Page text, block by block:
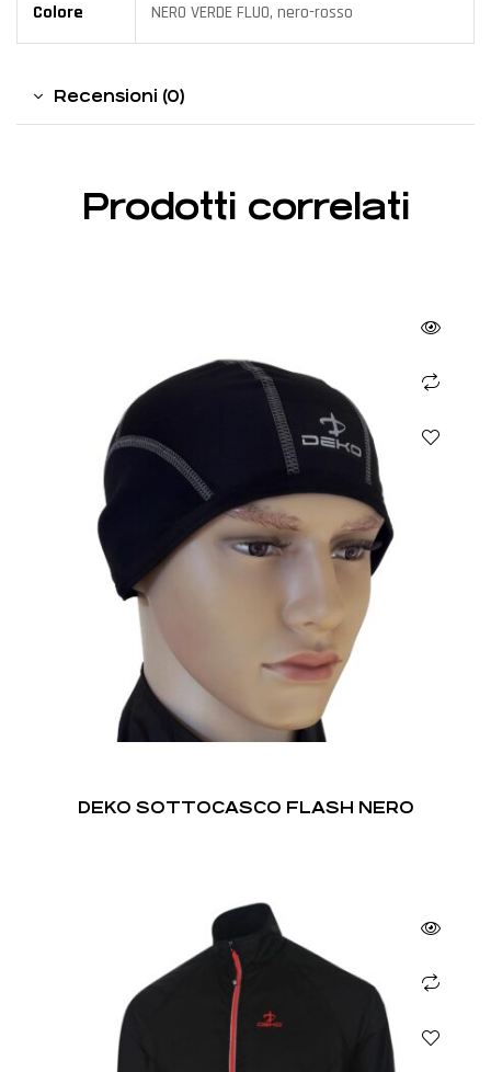
Colore NERO VERDE FLUO, nero-rosso
Recensioni (0)
Prodotti correlati
DEKO SOTTOCASCO FLASH NERO